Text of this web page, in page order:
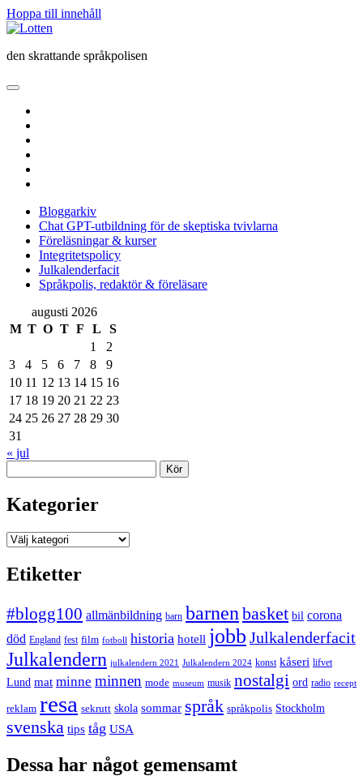
Hoppa till innehåll
Lotten
den skrattande språkpolisen
öppna
meny
Bloggarkiv
Chat GPT-utbildning för de skeptiska tvivlarna
Föreläsningar & kurser
Integritetspolicy
Julkalenderfacit
Språkpolis, redaktör & föreläsare
Sidopanel
augusti 2026
M T O T F L
S
1
2
3
4 5 6 7 8
9
10 11 12 13 14 15 16
17 18 19 20 21 22 23
24 25 26 27 28 29 30
31
« jul
Kategorier
Kategorier
Etiketter
#blogg100 allmänbildning barn barnen basket bil corona
död England fest film fotboll historia hotell jobb Julkalenderfacit
Julkalendern julkalendern 2021 Julkalendern 2024 konst kåseri lifvet
Lund mat minne minnen mode museum musik nostalgi ord radio recept
reklam resa sekrutt skola sommar språk språkpolis Stockholm
svenska tips tåg USA
Dessa har något gemensamt